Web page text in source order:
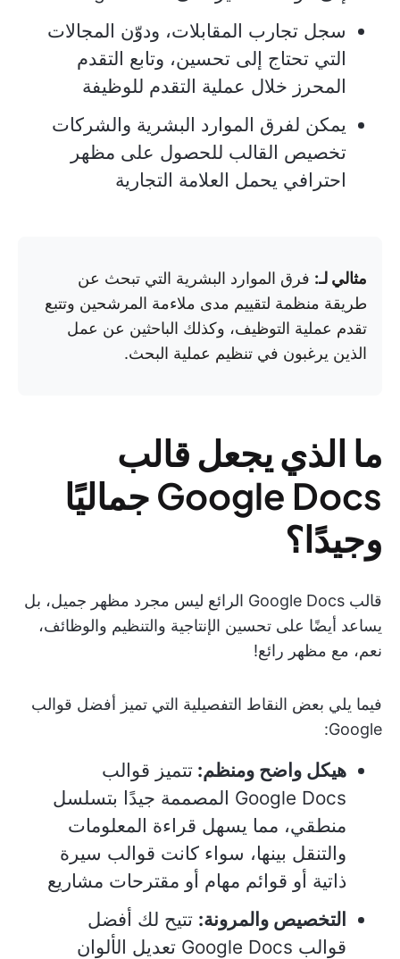
سجل تجارب المقابلات، ودوّن المجالات
التي تحتاج إلى تحسين، وتابع التقدم
المحرز خلال عملية التقدم للوظيفة
يمكن لفرق الموارد البشرية والشركات
تخصيص القالب للحصول على مظهر
احترافي يحمل العلامة التجارية
مثالي لـ: فرق الموارد البشرية التي تبحث عن
طريقة منظمة لتقييم مدى ملاءمة المرشحين وتتبع
تقدم عملية التوظيف، وكذلك الباحثين عن عمل
الذين يرغبون في تنظيم عملية البحث.
ما الذي يجعل قالب
Google Docs جماليًا
وجيدًا؟
قالب Google Docs الرائع ليس مجرد مظهر جميل، بل
يساعد أيضًا على تحسين الإنتاجية والتنظيم والوظائف،
نعم، مع مظهر رائع!
فيما يلي بعض النقاط التفصيلية التي تميز أفضل قوالب
Google:
هيكل واضح ومنظم: تتميز قوالب
Google Docs المصممة جيدًا بتسلسل
منطقي، مما يسهل قراءة المعلومات
والتنقل بينها، سواء كانت قوالب سيرة
ذاتية أو قوائم مهام أو مقترحات مشاريع
التخصيص والمرونة: تتيح لك أفضل
قوالب Google Docs تعديل الألوان